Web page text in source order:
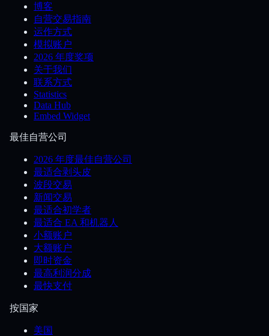
博客
自营交易指南
运作方式
模拟账户
2026 年度奖项
关于我们
联系方式
Statistics
Data Hub
Embed Widget
最佳自营公司
2026 年度最佳自营公司
最适合剥头皮
波段交易
新闻交易
最适合初学者
最适合 EA 和机器人
小额账户
大额账户
即时资金
最高利润分成
最快支付
按国家
美国